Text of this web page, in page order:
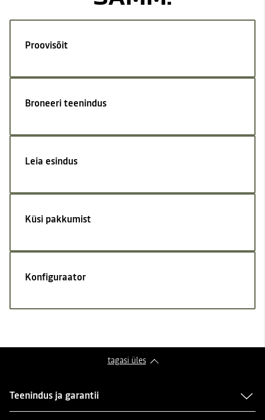
Proovisõit
Broneeri teenindus
Leia esindus
Küsi pakkumist
Konfiguraator
tagasi üles
Teenindus ja garantii